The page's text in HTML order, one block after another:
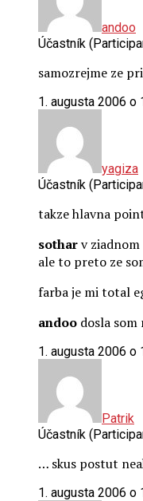
andoo
Účastník
samozrejme ze
1. augusta 2006 o
yagiza
Účastník
takze hlavna
sotharv
ale to preto ze
farba je mi total
andoo dosla
1. augusta 2006 o
Patrik
Účastník
… skus postut
1. augusta 2006 o